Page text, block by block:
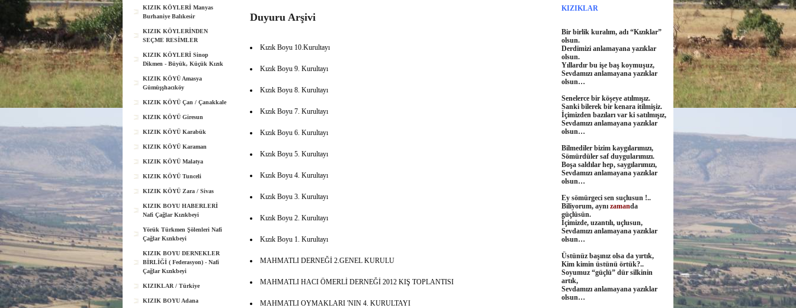
KIZIK KÖYLERİ Manyas
Burhaniye Balıkesir
KIZIK KÖYLERİNDEN
SEÇME RESİMLER
KIZIK KÖYLERİ Sinop
Dikmen - Büyük, Küçük Kızık
KIZIK KÖYÜ Amasya
Gümüşşhacıköy
KIZIK KÖYÜ Çan / Çanakkale
KIZIK KÖYÜ Giresun
KIZIK KÖYÜ Karabük
KIZIK KÖYÜ Karaman
KIZIK KÖYÜ Malatya
KIZIK KÖYÜ Tunceli
KIZIK KÖYÜ Zara / Sivas
KIZIK BOYU HABERLERİ
Nafi Çağlar Kızıkbeyi
Yörük Türkmen Şölenleri Nafi
Çağlar Kızıkbeyi
KIZIK BOYU DERNEKLER
BİRLİĞİ ( Federasyon) - Nafi
Çağlar Kızıkbeyi
KIZIKLAR / Türkiye
KIZIK BOYU Adana
Duyuru Arşivi
Kızık Boyu 10.Kurultayı
Kızık Boyu 9. Kurultayı
Kızık Boyu 8. Kurultayı
Kızık Boyu 7. Kurultayı
Kızık Boyu 6. Kurultayı
Kızık Boyu 5. Kurultayı
Kızık Boyu 4. Kurultayı
Kızık Boyu 3. Kurultayı
Kızık Boyu 2. Kurultayı
Kızık Boyu 1. Kurultayı
MAHMATLI DERNEĞİ 2.GENEL KURULU
MAHMATLI HACI ÖMERLİ DERNEĞİ 2012 KIŞ TOPLANTISI
MAHMATLI OYMAKLARI 'NIN 4. KURULTAYI
KIZIKLAR
Bir birlik kuralım, adı “Kızıklar”
olsun.
Derdimizi anlamayana yazıklar
olsun.
Yıllardır bu işe baş koymuşuz,
Sevdamızı anlamayana yazıklar
olsun…
Senelerce bir köşeye atılmışız.
Sanki bilerek bir kenara itilmişiz.
İçimizden bazıları var ki satılmışız,
Sevdamızı anlamayana yazıklar
olsun…
Bilmediler bizim kaygılarımızı,
Sömürdüler saf duygularımızı.
Boşa saldılar hep, saygılarımızı,
Sevdamızı anlamayana yazıklar
olsun…
Ey sömürgeci sen suçlusun !..
Biliyorum, aynı zamanda
güçlüsün.
İçimizde, uzantılı, uçlusun,
Sevdamızı anlamayana yazıklar
olsun…
Üstünüz başınız olsa da yırtık,
Kim kimin üstünü örtük?..
Soyumuz “güçlü” dür silkinin
artık,
Sevdamızı anlamayana yazıklar
olsun…